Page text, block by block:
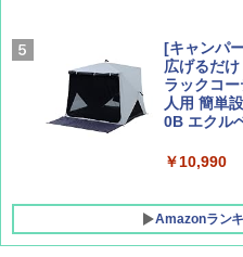
[キャンパ
広げるだ
ラックコ
人用 簡単
0B エクル
￥10,990
Amazonラン